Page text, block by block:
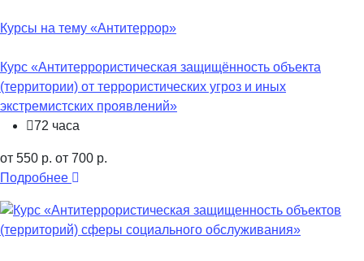
Курсы на тему «Антитеррор»
Курс «Антитеррористическая защищённость объекта
(территории) от террористических угроз и иных
экстремистских проявлений»
72 часа
от 550 р. от 700 р.
Подробнее